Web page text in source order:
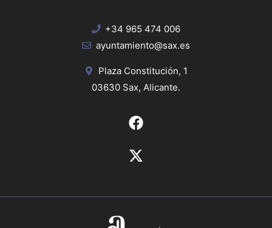
+34 965 474 006
ayuntamiento@sax.es
Plaza Constitución, 1
03630 Sax, Alicante.